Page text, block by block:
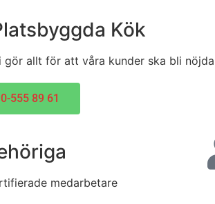
Kök
gör allt för att våra kunder ska bli
555 89 61
medarbetare